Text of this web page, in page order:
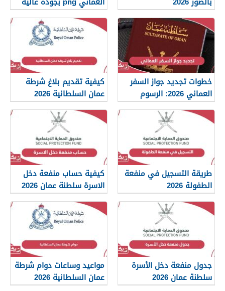
2026
خطوات تجديد جواز السفر
العماني 2026: الرسوم
والمستندات المطلوبة
كيفية تقديم بلاغ شرطة
عمان السلطانية 2026
طريقة التسجيل في منفعة
الطفولة 2026
كيفية حساب منفعة دخل
الاسرة سلطنة عمان 2026
جدول منفعة دخل الأسرة
سلطنة عمان 2026
مواعيد وساعات دوام شرطة
عمان السلطانية 2026